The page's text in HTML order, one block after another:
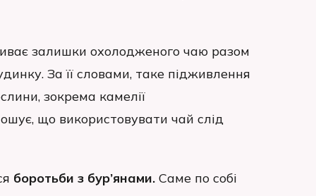
залишки охолодженого чаю разом
За її словами, таке підживлення
зокрема камелії
що використовувати чай слід
боротьби з бур’янами. Саме по собі